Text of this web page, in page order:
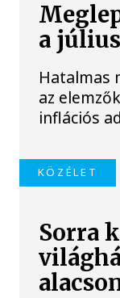
a
Hatalmas
az
inflációs
KÖZÉLET
Sorra